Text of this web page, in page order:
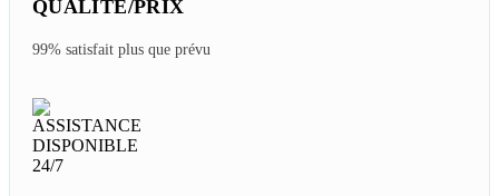
QUALITÉ/PRIX
99% satisfait plus que prévu